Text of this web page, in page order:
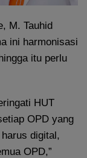
M. Tauhid
ini harmonisasi
itu perlu
HUT
OPD yang
digital,
OPD,”